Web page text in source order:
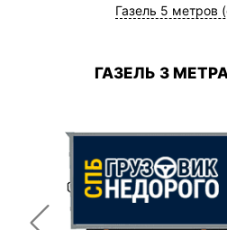
Газель 5 метров
ГАЗЕЛЬ 3